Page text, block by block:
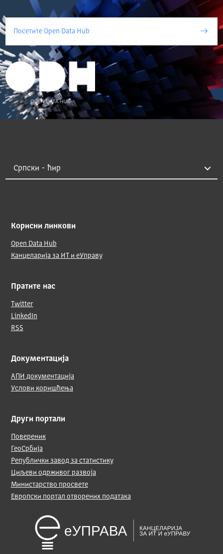
Посетите Open Data Hub
Корисни линкови
Open Data Hub
Канцеларија за ИТ и еУправу
Пратите нас
Twitter
LinkedIn
RSS
Документација
АПИ документација
Услови коришћења
Други портали
Повереник
ГеоСрбија
Републички завод за статистику
Циљеви одрживог развоја
Министарство просвете
Европски портал отворених података